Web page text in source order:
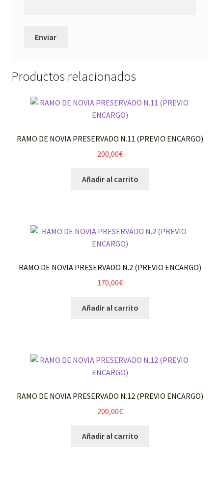
Productos relacionados
RAMO DE NOVIA PRESERVADO N.11 (PREVIO ENCARGO)
200,00€
Añadir al carrito
RAMO DE NOVIA PRESERVADO N.2 (PREVIO ENCARGO)
170,00€
Añadir al carrito
RAMO DE NOVIA PRESERVADO N.12 (PREVIO ENCARGO)
200,00€
Añadir al carrito